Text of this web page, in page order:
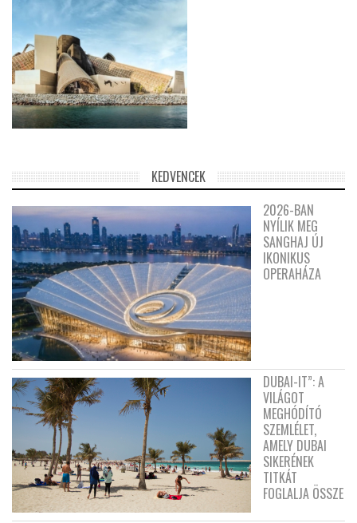
KEDVENCEK
2026-BAN
NYÍLIK MEG
SANGHAJ ÚJ
IKONIKUS
OPERAHÁZA
DUBAI-IT”: A
VILÁGOT
MEGHÓDÍTÓ
SZEMLÉLET,
AMELY DUBAI
SIKERÉNEK
TITKÁT
FOGLALJA ÖSSZE